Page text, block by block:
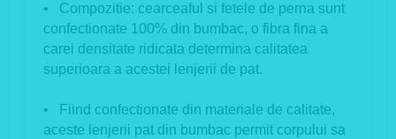
• Compozitie: cearceaful si fetele de perna sunt
confectionate 100% din bumbac, o fibra fina a
carei densitate ridicata determina calitatea
superioara a acestei lenjerii de pat.
• Fiind confectionate din materiale de calitate,
aceste lenjerii pat din bumbac permit corpului sa